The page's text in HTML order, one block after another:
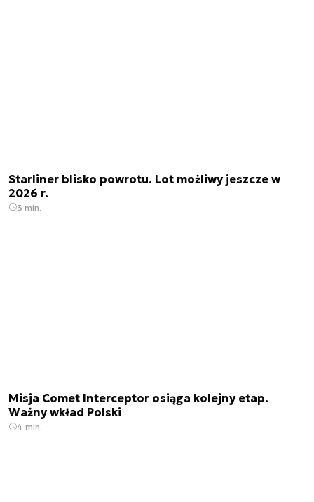
Starliner blisko powrotu. Lot możliwy jeszcze w
2026 r.
3 min.
Misja Comet Interceptor osiąga kolejny etap.
Ważny wkład Polski
4 min.